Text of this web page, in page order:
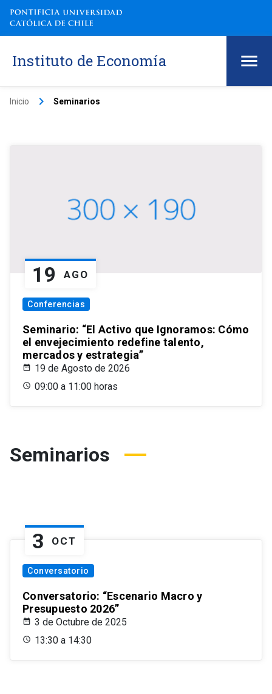
Instituto de Economía
Inicio keyboard_arrow_right Seminarios
19 AGO
Conferencias
Seminario: “El Activo que Ignoramos: Cómo
el envejecimiento redefine talento,
mercados y estrategia”
19 de Agosto de 2026
09:00 a 11:00 horas
Seminarios
3 OCT
Conversatorio
Conversatorio: “Escenario Macro y
Presupuesto 2026”
3 de Octubre de 2025
13:30 a 14:30